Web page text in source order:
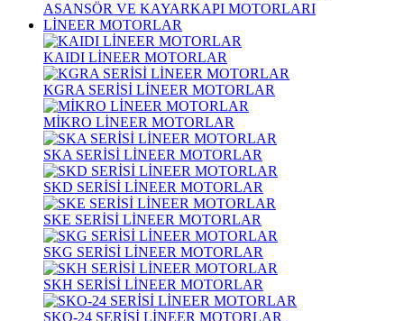
ASANSÖR VE KAYARKAPI MOTORLARI
LİNEER MOTORLAR
KAIDI LİNEER MOTORLAR
KGRA SERİSİ LİNEER MOTORLAR
MİKRO LİNEER MOTORLAR
SKA SERİSİ LİNEER MOTORLAR
SKD SERİSİ LİNEER MOTORLAR
SKE SERİSİ LİNEER MOTORLAR
SKG SERİSİ LİNEER MOTORLAR
SKH SERİSİ LİNEER MOTORLAR
SKO-24 SERİSİ LİNEER MOTORLAR